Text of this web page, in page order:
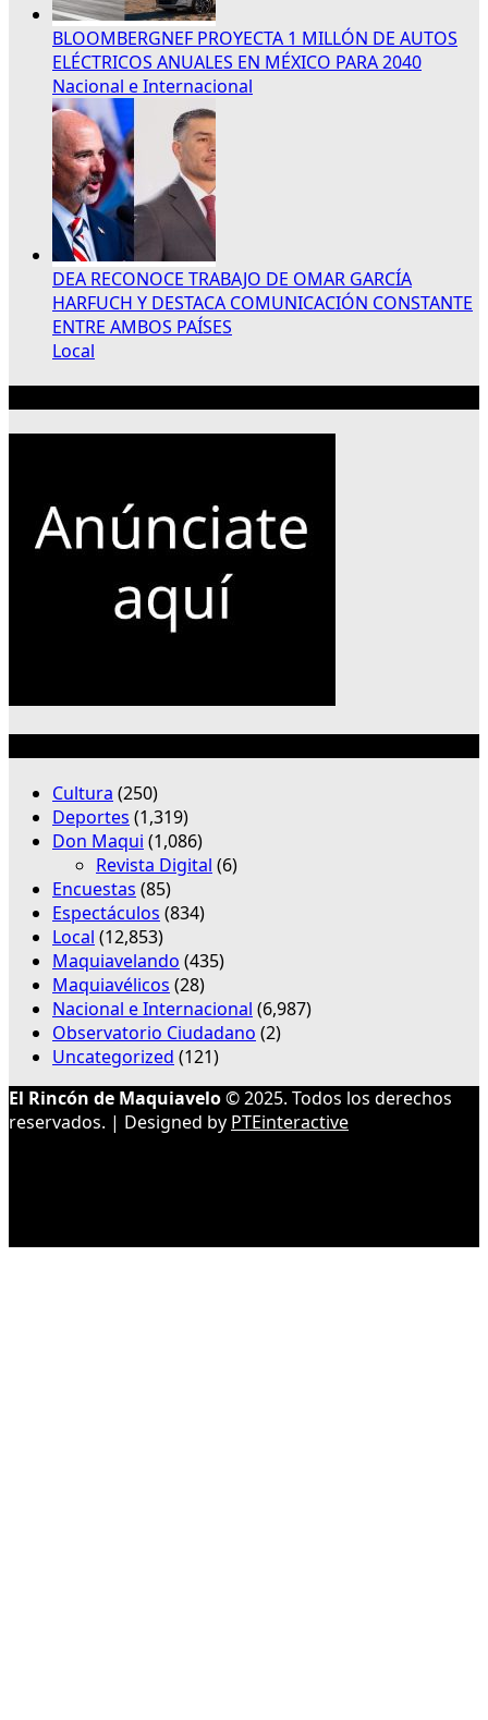
BLOOMBERGNEF PROYECTA 1 MILLÓN DE AUTOS
ELÉCTRICOS ANUALES EN MÉXICO PARA 2040
Nacional e Internacional
DEA RECONOCE TRABAJO DE OMAR GARCÍA
HARFUCH Y DESTACA COMUNICACIÓN CONSTANTE
ENTRE AMBOS PAÍSES
Local
Cultura (250)
Deportes (1,319)
Don Maqui (1,086)
Revista Digital (6)
Encuestas (85)
Espectáculos (834)
Local (12,853)
Maquiavelando (435)
Maquiavélicos (28)
Nacional e Internacional (6,987)
Observatorio Ciudadano (2)
Uncategorized (121)
El Rincón de Maquiavelo© 2025. Todos los derechos
reservados. | Designed by PTEinteractive